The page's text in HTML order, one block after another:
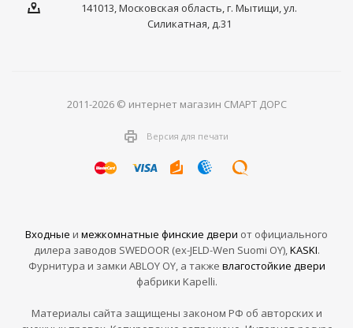
141013, Московская область, г. Мытищи, ул.
Силикатная, д.31
2011-2026 © интернет магазин СМАРТ ДОРС
Версия для печати
Входные и межкомнатные финские двери от официального
дилера заводов SWEDOOR (ex-JELD-Wen Suomi OY),KASKI.
Фурнитура и замки ABLOY OY, а также влагостойкие двери
фабрики Kapelli.
Материалы сайта защищены законом РФ об авторских и